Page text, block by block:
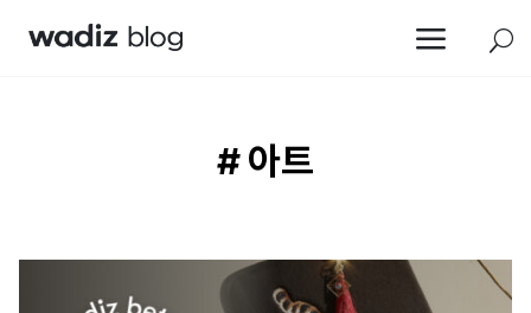
a U
# 아트